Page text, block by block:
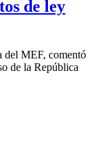
de ley
del MEF, comentó
de la República